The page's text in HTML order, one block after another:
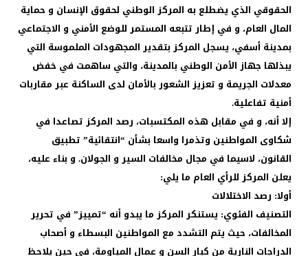
الحقوقي الذي يضطلع به المركز الوطني لحقوق الإنسان و حماية
المال العام، و في إطار تتبعه المستمر للوضع الأمني و الاجتماعي
بمدينة أسفي، يسجل المركز بتقدير المجهودات الملموسة التي
يبذلها جهاز الأمن الوطني بالمدينة، والتي ساهمت في خفض
معدلات الجريمة و تعزيز الشعور بالأمان لدى الساكنة عبر مقاربات
أمنية تفاعلية.
إلا أنه، و في مقابل هذه المكتسبات، رصد المركز تصاعدا في
شكاوى المواطنين وتذمرا واسعا بشأن “انتقائية” تطبيق
القانون، لاسيما في مجال مخالفات السير و الجولان. و بناء عليه،
يعلن المركز للرأي العام ما يلي:
أولا: رصد الاختلالات
التصنيف الفئوي: يستنكر المركز ما يبدو أنه “تمييز” في تحرير
المخالفات، حيث يتم التشدد مع المواطنين البسطاء و أصحاب
الدراجات النارية من كبار السن و عمال المياومة، في حين يلاحظ